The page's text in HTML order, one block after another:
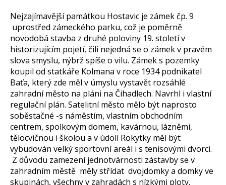
Nejzajímavější památkou Hostavic je zámek čp. 9
uprostřed zámeckého parku, což je poměrně
novodobá stavba z druhé poloviny 19. století v
historizujícím pojetí, čili nejedná se o zámek v pravém
slova smyslu, nýbrž spíše o vilu. Zámek s pozemky
koupil od statkáře Kolmana v roce 1934 podnikatel
Baťa, který zde měl v úmyslu vystavět rozsáhlé
zahradní město na pláni na Čihadlech. Navrhl i vlastní
regulační plán. Satelitní město mělo být naprosto
soběstačné -s náměstím, vlastním obchodním
centrem, spolkovým domem, kavárnou, lázněmi,
tělocvičnou i školou a v údolí Rokytky měl být
vybudován velký sportovní areál i s tenisovými dvorci.
Z důvodu zamezení jednotvárnosti zástavby se v
zahradním městě měly střídat dvojdomky a domky ve
skupinách, všechny v zahradách s nízkými ploty.